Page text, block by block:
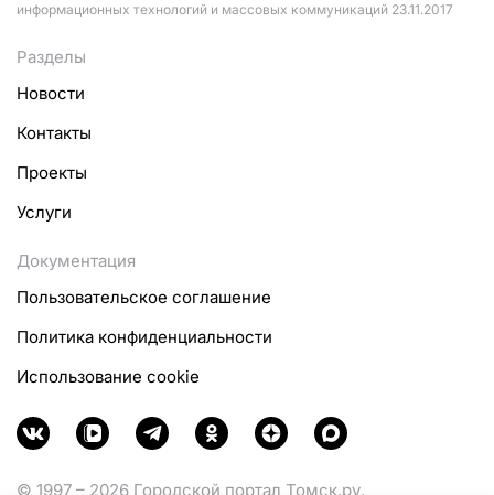
информационных технологий и массовых коммуникаций 23.11.2017
Разделы
Новости
Контакты
Проекты
Услуги
Документация
Пользовательское соглашение
Политика конфиденциальности
Использование cookie
© 1997 – 2026 Городской портал Томск.ру.